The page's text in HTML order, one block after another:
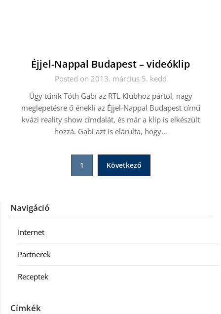
Éjjel-Nappal Budapest – videóklip
Posted on 2013. március 5. kedd
Úgy tűnik Tóth Gabi az RTL Klubhoz pártol, nagy
meglepetésre ő énekli az Éjjel-Nappal Budapest című
kvázi reality show címdalát, és már a klip is elkészült
hozzá. Gabi azt is elárulta, hogy…
1 Következő
Navigáció
Internet
Partnerek
Receptek
Címkék